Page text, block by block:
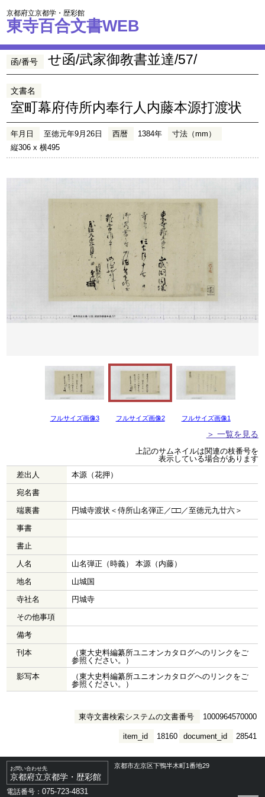
京都府立京都学・歴彩館
東寺百合文書WEB
函/番号 せ函/武家御教書並達/57/
文書名
室町幕府侍所内奉行人内藤本源打渡状
年月日 至徳元年9月26日 西暦 1384年
寸法（mm）
縦306 x 横495
フルサイズ画像3 フルサイズ画像2 フルサイズ画像1
＞ 一覧を見る
上記のサムネイルは関連の枝番号を
表示している場合があります
差出人
本源（花押）
宛名書
端裏書
円城寺渡状＜侍所山名弾正／□□／至徳元九廿六＞
事書
書止
人名
山名弾正（時義） 本源（内藤）
地名
山城国
寺社名
円城寺
その他事項
備考
刊本
（東大史料編纂所ユニオンカタログへのリンクをご
参照ください。）
影写本
（東大史料編纂所ユニオンカタログへのリンクをご
参照ください。）
東寺文書検索システムの文書番号 1000964570000
document_id 28541
item_id 18160
お問い合わせ先
京都府立京都学・歴彩館
京都市左京区下鴨半木町1番地29
電話番号：075-723-4831